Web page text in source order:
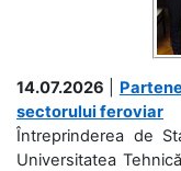
14.07.2026
sectorului feroviar
Întreprinderea de
Universitatea